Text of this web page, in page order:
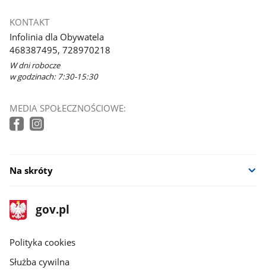
KONTAKT
Infolinia dla Obywatela
468387495, 728970218
W dni robocze
w godzinach: 7:30-15:30
MEDIA SPOŁECZNOŚCIOWE:
Na skróty
stopka
gov.pl
Strona
gov.pl
gov.pl
Polityka cookies
Służba cywilna